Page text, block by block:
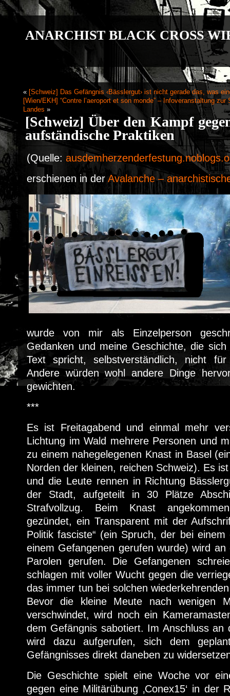
ANARCHIST BLACK CROSS
« [Schweiz] Das Gefängnis ‹Bässlergut› ist nicht gerade das, was
[Wien/EKH] “Contre l’aeroport et son monde” – Infoveranstaltung
Landes »
[Schweiz] Über den Kampf
aufständische Praktiken
(Quelle:
erschienen in der Avalanche –
wurde von mir als Einzelperson
Gedanken und meine Geschichte, die
Text spricht, selbstverständlich, nicht
Andere würden wohl andere Dinge
gewichten.
***
Es ist Freitagabend und einmal mehr
Lichtung im Wald mehrere Personen und
zu einem nahegelegenen Knast in Basel
Norden der kleinen, reichen Schweiz). Es
und die Leute rennen in Richtung
der Stadt, aufgeteilt in 30 Plätze
Strafvollzug. Beim Knast
gezündet, ein Transparent mit der
Politik fasciste“ (ein Spruch, der bei
einem Gefangenen gerufen wurde) wird
Parolen gerufen. Die Gefangenen
schlagen mit voller Wucht gegen die
das immer tun bei solchen
Bevor die kleine Meute nach wenigen
verschwindet, wird noch ein
dem Gefängnis sabotiert. Im Anschluss an
wird dazu aufgerufen, sich dem
Gefängnisses direkt daneben zu
Die Geschichte spielt eine Woche vor
gegen eine Militärübung ‚Conex15‘ in der